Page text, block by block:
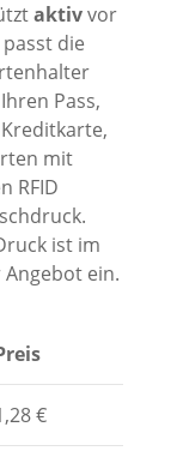
aktivvor
die
Pass,
mit
RFID
ist im
ein.
€